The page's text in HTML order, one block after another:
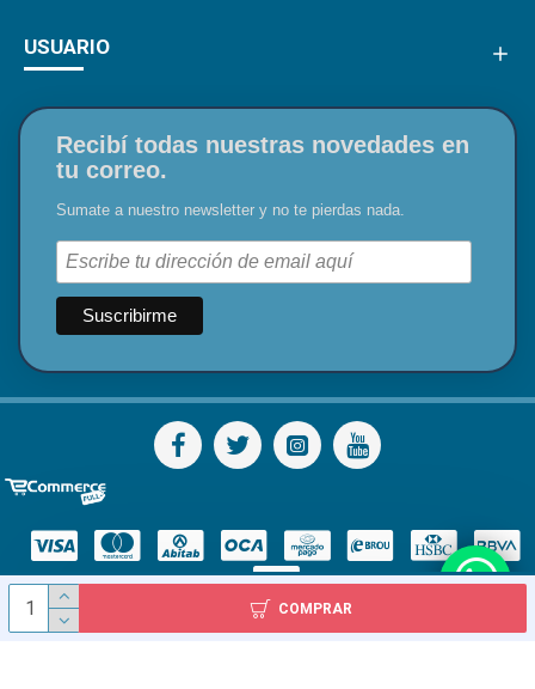
COMPRAR
USUARIO
Recibí todas nuestras novedades en
tu correo.
Sumate a nuestro newsletter y no te pierdas nada.
Todos los derechos reservados - Diser S.A.S. 1978 - 2024 / Inca 2227, Montevideo, Uruguay / Tel: